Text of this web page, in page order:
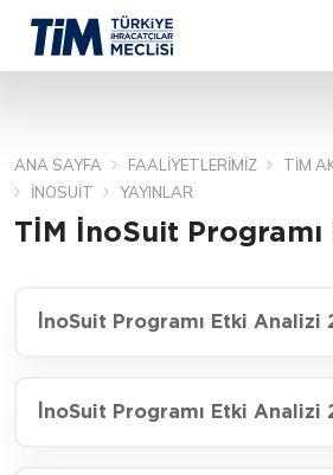
ARA
ANA SAYFA FAALIYETLERIMIZ TİM
İNOSUIT
YAYINLAR
TİM İnoSuit
İnoSuit Programı Etki Analizi
İnoSuit Programı Etki Analizi